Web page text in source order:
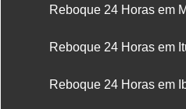
Reboque 24 Horas em
Reboque 24 Horas em
Reboque 24 Horas em